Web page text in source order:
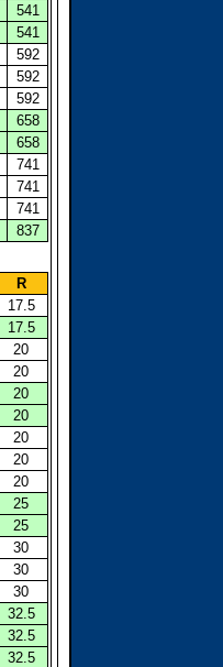
541
541
592
592
592
658
658
741
741
741
837
R
17.5
17.5
20
20
20
20
20
20
20
25
25
30
30
30
32.5
32.5
32.5